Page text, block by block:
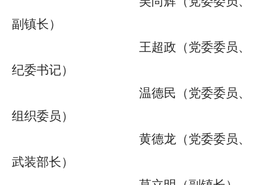
副镇长）
王超政（党委委员、
纪委书记）
温德民（党委委员、
组织委员）
黄德龙 （党委委员、
武装部长）